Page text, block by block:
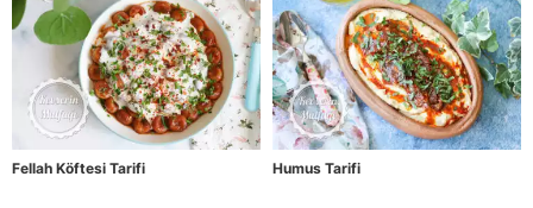
Fellah Köftesi Tarifi Humus Tarifi